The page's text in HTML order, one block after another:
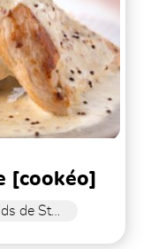
[cookéo]
Les p'tits plaisirs gourmands de Stefy